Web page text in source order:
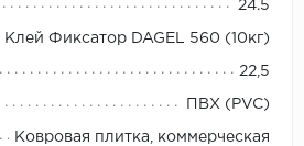
24.5
Клей Фиксатор DAGEL 560 (10кг)
22,5
ПВХ (PVC)
Ковровая плитка, коммерческая